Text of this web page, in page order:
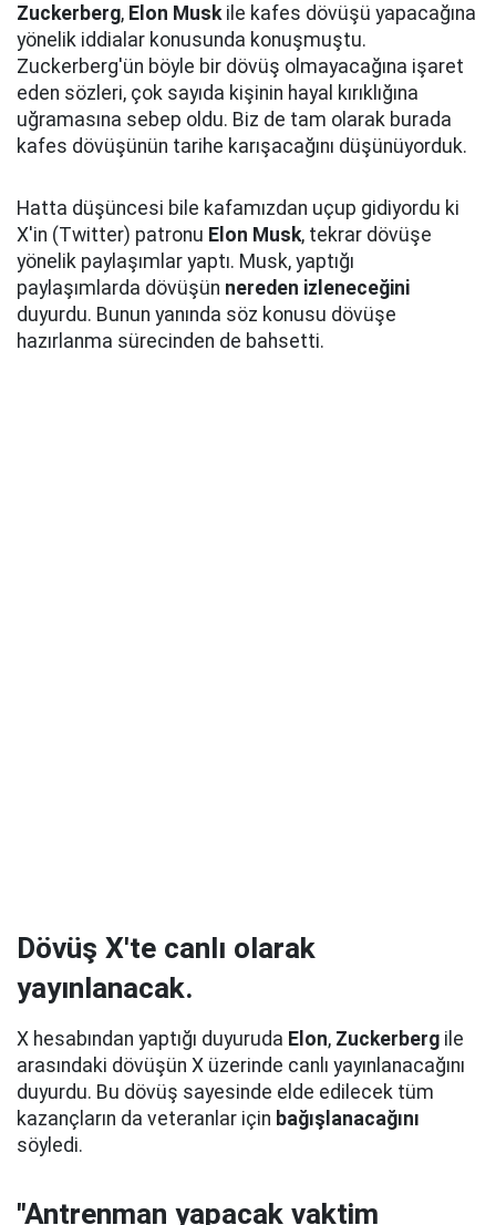
Zuckerberg, Elon Muskile kafes dövüşü yapacağına
yönelik iddialar konusunda konuşmuştu.
Zuckerberg'ün böyle bir dövüş olmayacağına işaret
eden sözleri, çok sayıda kişinin hayal kırıklığına
uğramasına sebep oldu. Biz de tam olarak burada
kafes dövüşünün tarihe karışacağını düşünüyorduk.
Hatta düşüncesi bile kafamızdan uçup gidiyordu ki
X'in (Twitter) patronu Elon Musk, tekrar dövüşe
yönelik paylaşımlar yaptı. Musk, yaptığı
paylaşımlarda dövüşün nereden izleneceğini
duyurdu. Bunun yanında söz konusu dövüşe
hazırlanma sürecinden de bahsetti.
Dövüş X'te canlı olarak
yayınlanacak.
X hesabından yaptığı duyuruda Elon, Zuckerberg ile
arasındaki dövüşün X üzerinde canlı yayınlanacağını
duyurdu. Bu dövüş sayesinde elde edilecek tüm
kazançların da veteranlar için bağışlanacağını
söyledi.
"Antrenman yapacak vaktim